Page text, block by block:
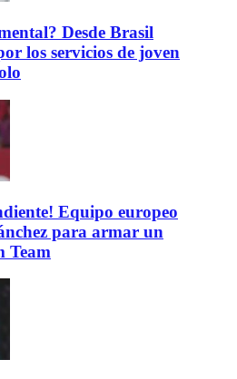
Desde Brasil
los servicios de joven
Equipo europeo
para armar un
Team